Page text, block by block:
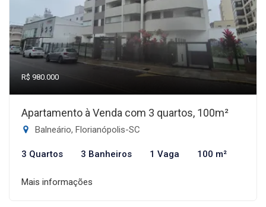
R$ 980.000
Apartamento à Venda com 3 quartos, 100m²
Balneário, Florianópolis-SC
3 Quartos 3 Banheiros 1 Vaga 100 m²
Mais informações